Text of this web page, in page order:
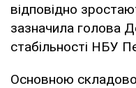
відповідно
зазначила голова
стабільності НБУ
Основною